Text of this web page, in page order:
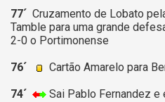
77´ Cruzamento de Lobato
Tamble para uma grande
2-0 o Portimonense
76´
Cartão Amarelo para
74´
Sai Pablo Fernandez e